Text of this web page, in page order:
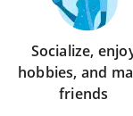
Socialize,
hobbies, and
friends